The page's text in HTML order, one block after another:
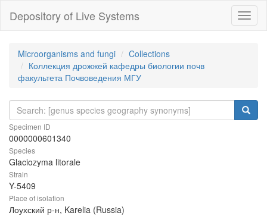
Depository of Live Systems
Microorganisms and fungi
Collections
Коллекция дрожжей кафедры биологии почв
факультета Почвоведения МГУ
Specimen ID
0000000601340
Species
Glaciozyma litorale
Strain
Y-5409
Place of isolation
Лоухский р-н, Karelia (Russia)